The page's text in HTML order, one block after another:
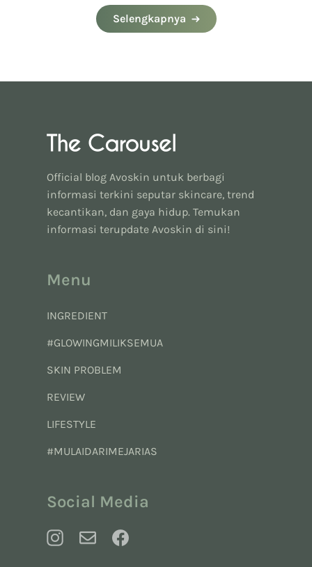
Selengkapnya
Official blog Avoskin untuk berbagi
informasi terkini seputar skincare, trend
kecantikan, dan gaya hidup. Temukan
informasi terupdate Avoskin di sini!
Menu
INGREDIENT
#GLOWINGMILIKSEMUA
SKIN PROBLEM
REVIEW
LIFESTYLE
#MULAIDARIMEJARIAS
Social Media